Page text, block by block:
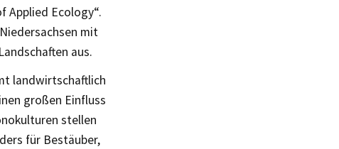
Applied Ecology“.
mit
aus.
landwirtschaftlich
großen Einfluss
stellen
für Bestäuber,